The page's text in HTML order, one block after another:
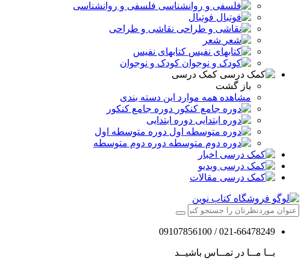
فلسفی و روانشناسی
فوتبال
نقاشی و طراحی
شعر
کتابهای نفیس
کودک و نوجوان
کمک درسی
باز گشت
مشاهده همه موارد این دسته بندی
دوره جامع کنکور
دوره ابتدایی
دوره متوسطه اول
دوره دوم متوسطه
اخبار
ویدیو
مقالات
021-66478249 / 09107856100
بــا مــا در تمــاس باشیــد